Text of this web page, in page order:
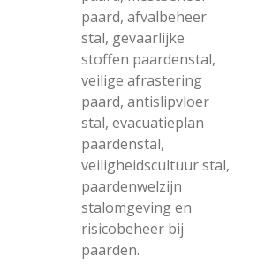
paard, afvalbeheer
stal, gevaarlijke
stoffen paardenstal,
veilige afrastering
paard, antislipvloer
stal, evacuatieplan
paardenstal,
veiligheidscultuur stal,
paardenwelzijn
stalomgeving en
risicobeheer bij
paarden.